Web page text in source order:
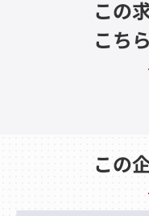
この
こち
この